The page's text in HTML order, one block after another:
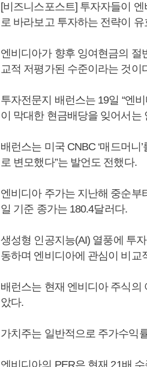
[비즈니스포스트] 투자자들이
로 바라보고 투자하는 전략이
엔비디아가 향후 잉여현금의 절
교적 저평가된 수준이라는 것이
투자전문지 배런스는 19일 “엔
이 막대한 현금배당을 잊어서는
배런스는 미국 CNBC ‘매드머
로 변모했다”는 발언도 전했다.
엔비디아 주가는 지난해 중순부
일 기준 종가는 180.4달러다.
생성형 인공지능(AI) 열풍에 투
동하며 엔비디아에 관심이 비교
배런스는 현재 엔비디아 주식의
았다.
가치주는 일반적으로 주가수익
엔비디아의 PER은 현재 21배